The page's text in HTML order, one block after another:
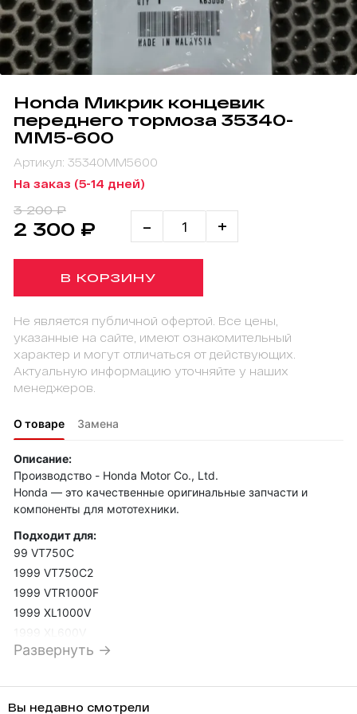
Honda Микрик концевик
переднего тормоза 35340-
MM5-600
Артикул: 35340MM5600
На заказ (5-14 дней)
3 200 ₽
2 300 ₽ - +
В КОРЗИНУ
Не является публичной офертой. Все цены,
указанные на сайте, имеют ознакомительный
характер и могут отличаться от действующих.
Актуальную информацию уточняйте у наших
менеджеров.
О товаре Замена
Описание:
Производство - Honda Motor Co., Ltd.
Honda — это качественные оригинальные запчасти и
компоненты для мототехники.
Подходит для:
99 VT750C
1999 VT750C2
1999 VTR1000F
1999 XL1000V
1999 XLR125R
Развернуть →
Вы недавно смотрели